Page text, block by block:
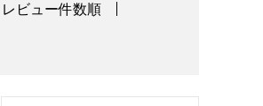
レビュー件数順